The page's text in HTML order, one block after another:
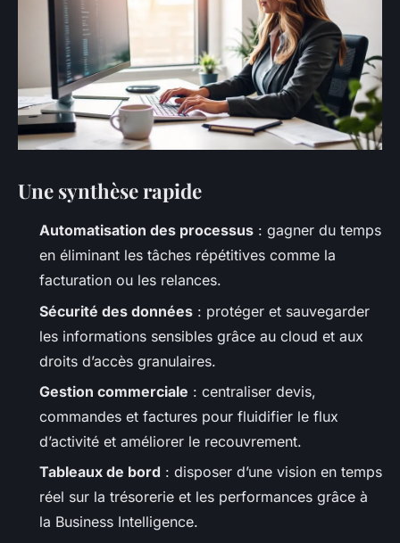
Une synthèse rapide
Automatisation des processus : gagner du temps
en éliminant les tâches répétitives comme la
facturation ou les relances.
Sécurité des données : protéger et sauvegarder
les informations sensibles grâce au cloud et aux
droits d’accès granulaires.
Gestion commerciale : centraliser devis,
commandes et factures pour fluidifier le flux
d’activité et améliorer le recouvrement.
Tableaux de bord : disposer d’une vision en temps
réel sur la trésorerie et les performances grâce à
la Business Intelligence.